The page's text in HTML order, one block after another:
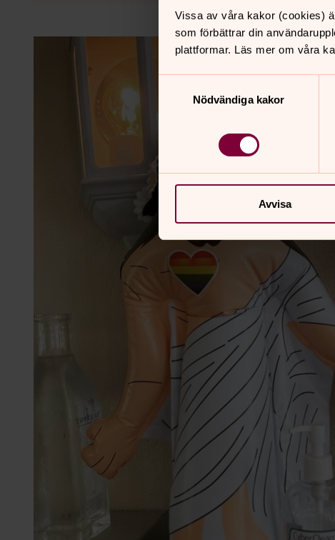
Vissa av våra kakor (cookies)
som förbättrar din
plattformar. Läs mer om våra
Nödvändiga kakor
Avvisa